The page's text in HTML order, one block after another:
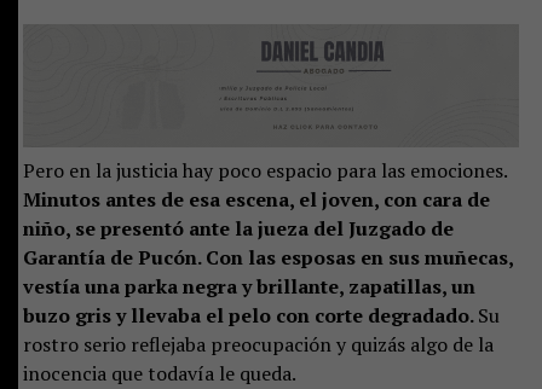
Pero en la justicia hay poco espacio para las emociones.
Minutos antes de esa escena, el joven, con cara de
niño, se presentó ante la jueza del Juzgado de
Garantía de Pucón. Con las esposas en sus muñecas,
vestía una parka negra y brillante, zapatillas, un
buzo gris y llevaba el pelo con corte degradado.Su
rostro serio reflejaba preocupación y quizás algo de la
inocencia que todavía le queda.